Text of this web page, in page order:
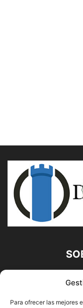
Para ofrecer las mejores
Diario Alhaurín
Francisco E.
Alhaurín